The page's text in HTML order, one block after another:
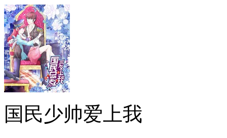
国民少帅爱上我